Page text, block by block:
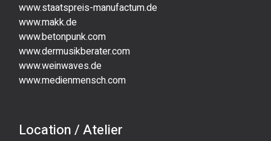
www.staatspreis-manufactum.de
www.makk.de
www.betonpunk.com
www.dermusikberater.com
www.weinwaves.de
www.medienmensch.com
Location / Atelier